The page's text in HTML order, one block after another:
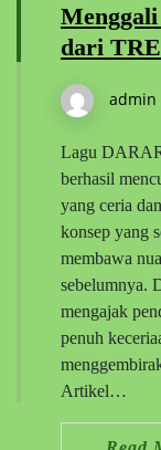
dari
admin
Lagu
berhasil
yang ceria
konsep yang
membawa
sebelumnya.
mengajak
penuh
Artikel…